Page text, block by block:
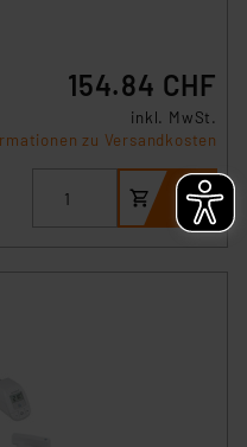
154.84 CHF
inkl. MwSt.
zu Versandkosten